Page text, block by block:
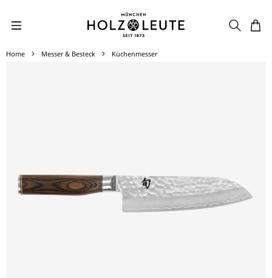
Zum Hauptinhalt springen
Home Messer & Besteck Küchenmesser